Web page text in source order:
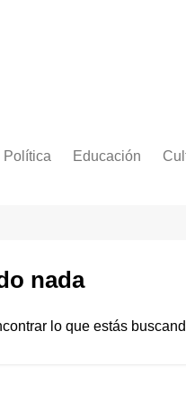
Política Educación
nada
lo que estás